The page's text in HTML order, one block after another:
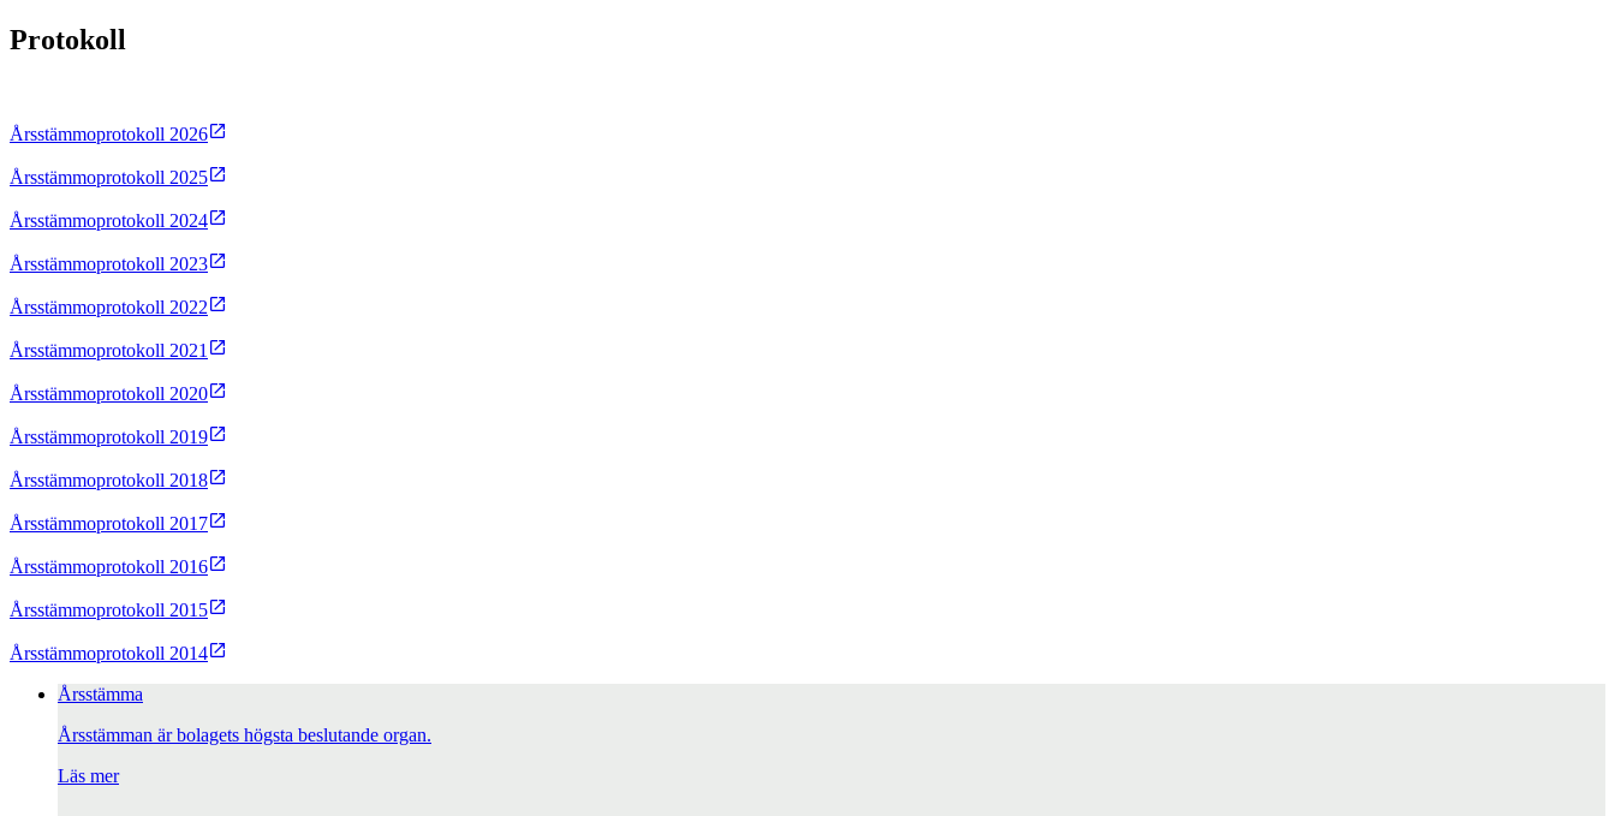
Protokoll
Årsstämmoprotokoll 2026
Årsstämmoprotokoll 2025
Årsstämmoprotokoll 2024
Årsstämmoprotokoll 2023
Årsstämmoprotokoll 2022
Årsstämmoprotokoll 2021
Årsstämmoprotokoll 2020
Årsstämmoprotokoll 2019
Årsstämmoprotokoll 2018
Årsstämmoprotokoll 2017
Årsstämmoprotokoll 2016
Årsstämmoprotokoll 2015
Årsstämmoprotokoll 2014
Årsstämma
Årsstämman är bolagets högsta beslutande organ.
Läs mer